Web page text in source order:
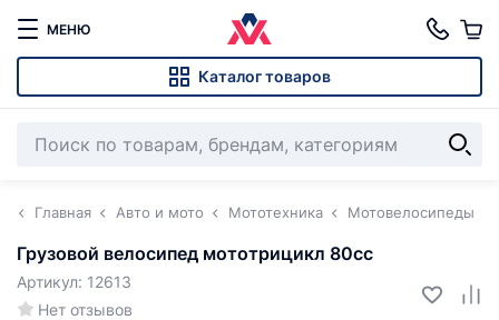
МЕНЮ
Каталог товаров
Главная Авто и мото Мототехника Мотовелосипеды
Грузовой велосипед мототрицикл 80сс
Нет отзывов
Артикул: 12613